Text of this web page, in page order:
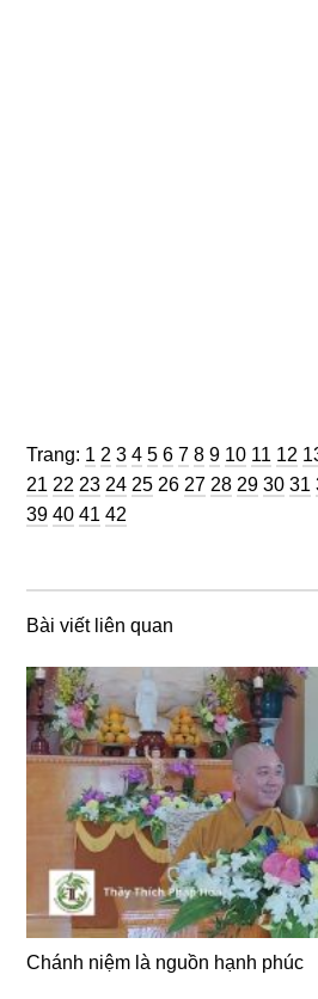
Trang: Trang
1 Trang
2 Trang
3 Trang
4 Trang
5 Trang
6 Trang
7 Trang
8 Trang
9 Trang
10 Trang
11 12
Trang
21 Trang
22 Trang
23 Trang
24 Trang
25 Trang
26 Trang
27 Trang
28 Trang
29 Trang
30 31
39 Trang
40 Trang
41 Trang
42
Bài viết liên quan
Chánh niệm là nguồn hạnh phúc